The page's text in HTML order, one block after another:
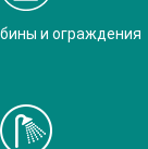
и ограждения